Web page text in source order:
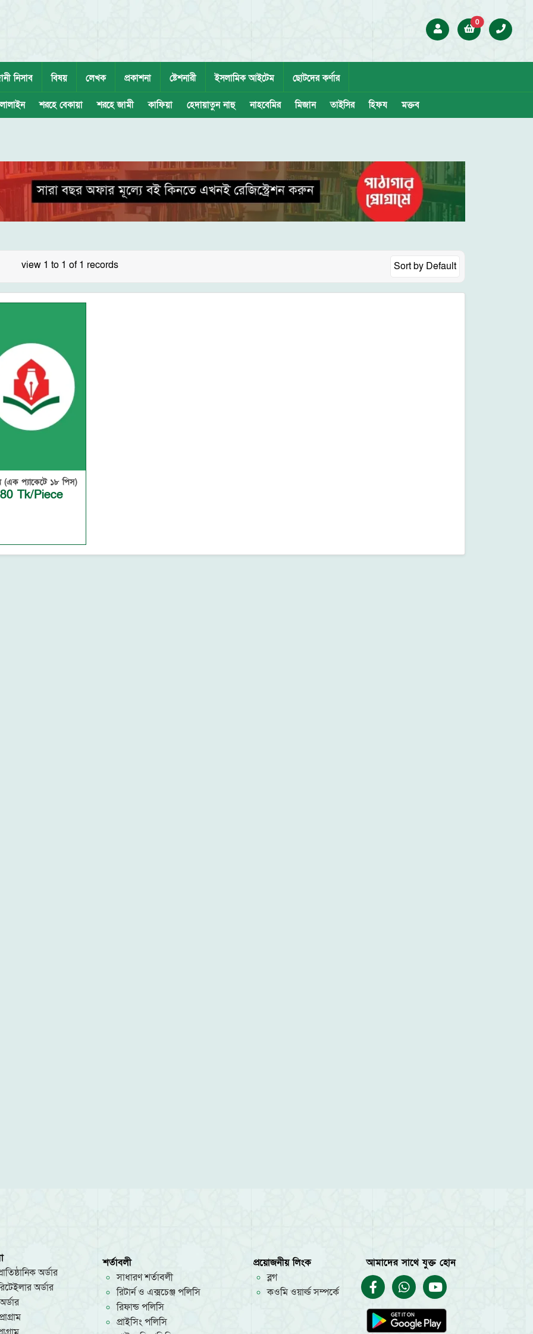
0
নিসাব বিষয় লেখক প্রকাশনা ষ্টেশনারী ইসলামিক আইটেম ছোটদের কর্ণার
শরহে বেকায়া শরহে জামী কাফিয়া হেদায়াতুন নাহু নাহবেমির মিজান তাইসির হিফয মক্তব
view 1 to 1 of 1 records Sort by Default
প্যাকেটে ১৮ পিস)
80 Tk/Piece
অর্ডার
অর্ডার
শর্তাবলী
সাধারণ শর্তাবলী
রিটার্ন ও এক্সচেঞ্জ পলিসি
রিফান্ড পলিসি
প্রাইসিং পলিসি
প্রয়োজনীয় লিংক
ব্লগ
কওমি ওয়ার্ল্ড সম্পর্কে
আমাদের সাথে যুক্ত হোন